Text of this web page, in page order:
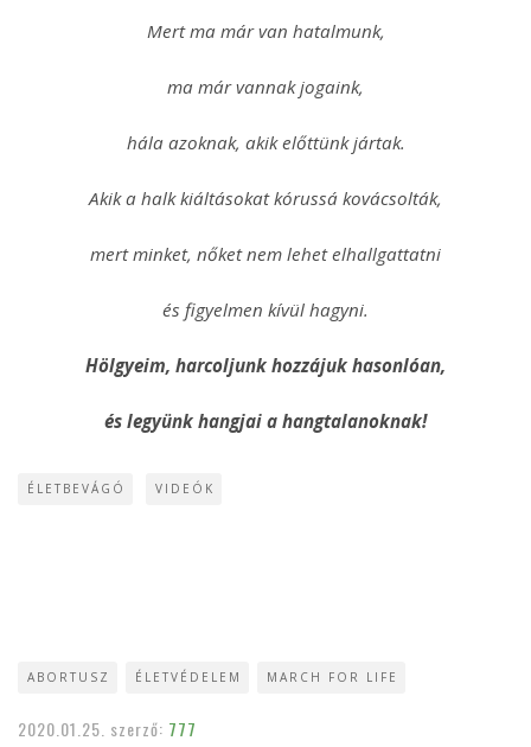
Mert ma már van hatalmunk,
ma már vannak jogaink,
hála azoknak, akik előttünk jártak.
Akik a halk kiáltásokat kórussá kovácsolták,
mert minket, nőket nem lehet elhallgattatni
és figyelmen kívül hagyni.
Hölgyeim, harcoljunk hozzájuk hasonlóan,
és legyünk hangjai a hangtalanoknak!
ÉLETBEVÁGÓ VIDEÓK
ABORTUSZ ÉLETVÉDELEM MARCH FOR LIFE
2020.01.25. szerző: 777